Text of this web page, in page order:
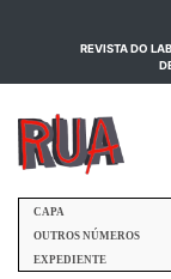
REVISTA DO
CAPA
OUTROS NÚMEROS
EXPEDIENTE